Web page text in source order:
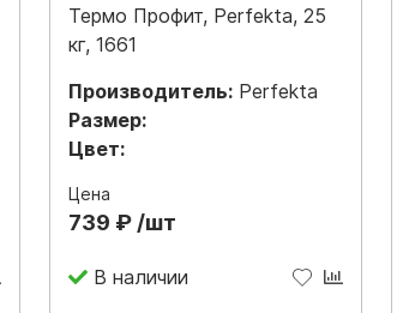
Термо Профит, Perfekta, 25
кг, 1661
Производитель: Perfekta
Размер:
Цвет:
Цена
739 ₽ /шт
В наличии